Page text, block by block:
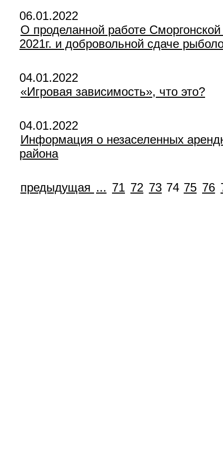
06.01.2022
О проделанной работе
2021г. и добровольной сдаче
04.01.2022
«Игровая зависимость», что это?
04.01.2022
Информация о незаселенных
района
предыдущая ... 71 72 73 74 75 76